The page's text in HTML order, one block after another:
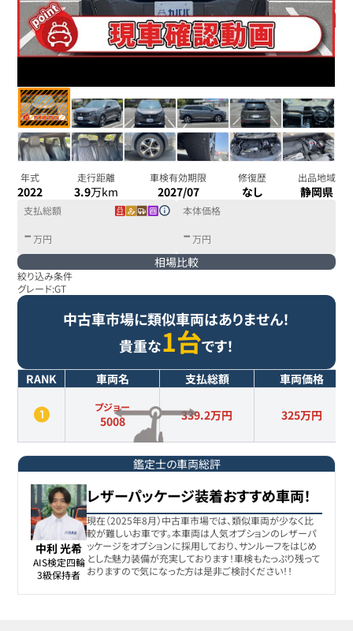
年式
2022
走行距離
3.9万km
車検有効期限
2027/07
修復歴
なし
出品地域
静岡県
支払総額
- 万円
本体価格
- 万円
相場比較
絞り込み条件
グレード:GT
中古車市場に類似車両はありません！
貴重な1台です！
RANK 車両名 支払総額 車両価格
プジョー
5008 339.2万円 325万円
鑑定士の車両総評
中利 光希
AIS検定四輪
3級保持者
レザーパッケージ装着おすすめ車両！
現在（2025年8月）中古車市場では、類似車両が少なく比
較が難しいお車です。本車両は人気オプションのレザーパ
ッケージをオプションに採用しており、サンルーフをはじめ
とした魅力装備が充実しております！車検もたっぷり残って
おりますので気になった方は是非ご検討ください！！